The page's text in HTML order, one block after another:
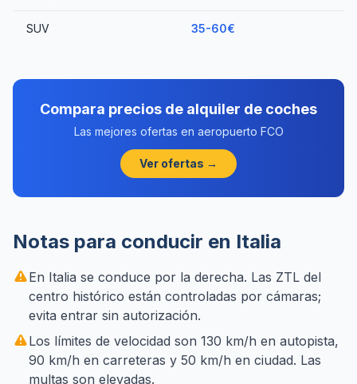
SUV 35-60€
Compara precios de alquiler de coches
Las mejores ofertas en aeropuerto FCO
Ver ofertas →
Notas para conducir en Italia
En Italia se conduce por la derecha. Las ZTL del
centro histórico están controladas por cámaras;
evita entrar sin autorización.
Los límites de velocidad son 130 km/h en autopista,
90 km/h en carreteras y 50 km/h en ciudad. Las
multas son elevadas.